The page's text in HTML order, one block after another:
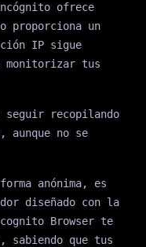
ofrece
proporciona un
IP sigue
monitorizar tus
seguir recopilando
aunque no se
anónima, es
diseñado con la
Browser te
sabiendo que tus